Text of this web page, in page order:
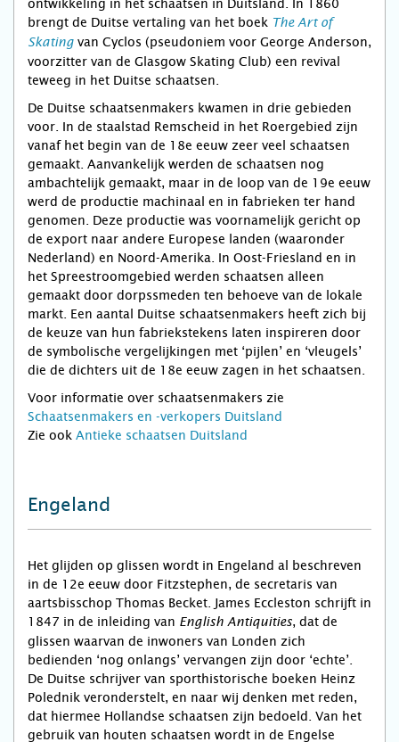
ontwikkeling in het schaatsen in Duitsland. In 1860
brengt de Duitse vertaling van het boek The Art of
Skating van Cyclos (pseudoniem voor George Anderson,
voorzitter van de Glasgow Skating Club) een revival
teweeg in het Duitse schaatsen.
De Duitse schaatsenmakers kwamen in drie gebieden
voor. In de staalstad Remscheid in het Roergebied zijn
vanaf het begin van de 18e eeuw zeer veel schaatsen
gemaakt. Aanvankelijk werden de schaatsen nog
ambachtelijk gemaakt, maar in de loop van de 19e eeuw
werd de productie machinaal en in fabrieken ter hand
genomen. Deze productie was voornamelijk gericht op
de export naar andere Europese landen (waaronder
Nederland) en Noord-Amerika. In Oost-Friesland en in
het Spree­stroom­ge­bied werden schaatsen alleen
gemaakt door dorpssmeden ten behoeve van de lokale
markt. Een aantal Duitse schaatsenmakers heeft zich bij
de keuze van hun fabriekstekens laten inspireren door
de symbolische vergelijkingen met ‘pijlen’ en ‘vleugels’
die de dichters uit de 18e eeuw zagen in het schaatsen.
Voor informatie over schaatsenmakers zie
Schaatsenmakers en -verkopers Duitsland
Zie ook Antieke schaatsen Duitsland
Engeland
Het glijden op glissen wordt in Engeland al beschreven
in de 12e eeuw door Fitzstephen, de secretaris van
aartsbisschop Thomas Becket. James Eccleston schrijft in
1847 in de inleiding van English Antiquities, dat de
glissen waarvan de inwoners van Londen zich
bedienden ‘nog onlangs’ vervangen zijn door ‘echte’.
De Duitse schrijver van sporthistorische boeken Heinz
Polednik veronderstelt, en naar wij denken met reden,
dat hiermee Hollandse schaatsen zijn bedoeld. Van het
gebruik van houten schaatsen wordt in de Engelse